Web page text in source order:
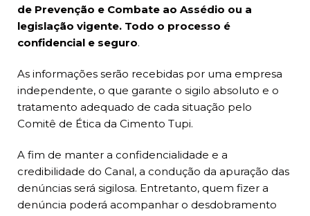
de Prevenção e Combate ao Assédio ou a
legislação vigente. Todo o processo é
confidencial e seguro.
As informações serão recebidas por uma empresa
independente, o que garante o sigilo absoluto e o
tratamento adequado de cada situação pelo
Comitê de Ética da Cimento Tupi.
A fim de manter a confidencialidade e a
credibilidade do Canal, a condução da apuração das
denúncias será sigilosa. Entretanto, quem fizer a
denúncia poderá acompanhar o desdobramento